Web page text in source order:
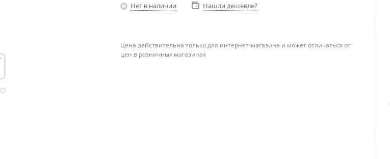
Нет в наличии Нашли дешевле?
Цена действительна только для интернет-магазина и может отличаться от
цен в розничных магазинах